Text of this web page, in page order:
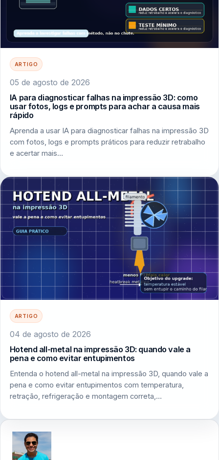
ARTIGO
05 de agosto de 2026
IA para diagnosticar falhas na impressão 3D: como
usar fotos, logs e prompts para achar a causa mais
rápido
Aprenda a usar IA para diagnosticar falhas na impressão 3D
com fotos, logs e prompts práticos para reduzir retrabalho
e acertar mais…
ARTIGO
04 de agosto de 2026
Hotend all-metal na impressão 3D: quando vale a
pena e como evitar entupimentos
Entenda o hotend all-metal na impressão 3D, quando vale a
pena e como evitar entupimentos com temperatura,
retração, refrigeração e montagem correta,…